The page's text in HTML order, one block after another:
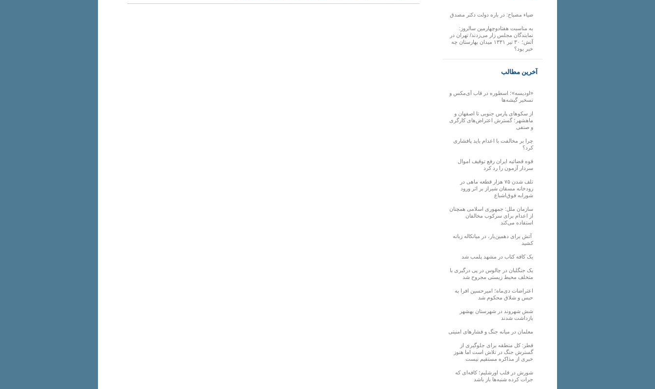
ضیاء مصباح: در باره دولت دکتر مصدق
به مناسبت هفتادوچهارمین سالروز:
نمایندگان مجلس زار می‌زدند/ تهران در
آتش؛ ۳۰ تیر ۱۳۳۱ میدان بهارستان چه
خبر بود؟
آخرین مطالب
«اودیسه»؛ اسطوره در قاب آی‌مکس و
تسخیر گیشه‌ها
از سکوهای پارس جنوبی تا اصفهان و
ماهشهر؛ گسترش اعتراض‌های کارگری
و صنفی
چرا بر مخالفت با اعدام باید پافشاری
کرد؟
قوه قضائیه ایران رفع توقیف اموال
سردار آزمون را رد کرد
تلف شدن ۷۵ هزار قطعه ماهی در
رودخانه مسقان شیراز بر اثر ورود
شورابه فوق‌اشباع
سازمان ملل: جمهوری اسلامی همچنان
از اعدام برای سرکوب مخالفان
استفاده می‌کند
آتش برای دهمین‌بار، در میانکاله زبانه
کشید
یک کافه کتاب در مشهد پلمب شد
یک جنگلبان در چالوس در پی درگیری با
متخلف محیط زیستی مجروح شد
اعتراضات دی‌ماه؛ امیرحسین افرا به
حبس و شلاق محکوم شد
شش شهروند در شهرستان بهشهر
بازداشت شدند
معلمان در میانه جنگ و فشارهای امنیتی
قطر: کل منطقه برای جلوگیری از
گسترش جنگ در تلاش است اما هنوز
خبری از مذاکره مستقیم نیست
شورش در قلب اورشلیم؛ کافه‌ای که
جرات کرده شنبه‌ها باز باشد